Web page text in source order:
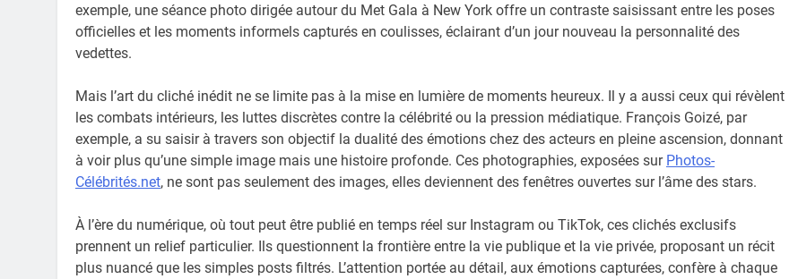
exemple, une séance photo dirigée autour du Met Gala à New York offre un contraste saisissant entre les poses
officielles et les moments informels capturés en coulisses, éclairant d’un jour nouveau la personnalité des
vedettes.
Mais l’art du cliché inédit ne se limite pas à la mise en lumière de moments heureux. Il y a aussi ceux qui révèlent
les combats intérieurs, les luttes discrètes contre la célébrité ou la pression médiatique. François Goizé, par
exemple, a su saisir à travers son objectif la dualité des émotions chez des acteurs en pleine ascension, donnant
à voir plus qu’une simple image mais une histoire profonde. Ces photographies, exposées sur Photos-
Célébrités.net, ne sont pas seulement des images, elles deviennent des fenêtres ouvertes sur l’âme des stars.
À l’ère du numérique, où tout peut être publié en temps réel sur Instagram ou TikTok, ces clichés exclusifs
prennent un relief particulier. Ils questionnent la frontière entre la vie publique et la vie privée, proposant un récit
plus nuancé que les simples posts filtrés. L’attention portée au détail, aux émotions capturées, confère à chaque